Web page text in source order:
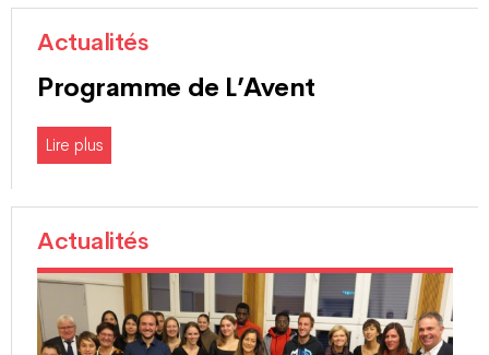
Actualités
Programme de L’Avent
Lire plus
Actualités